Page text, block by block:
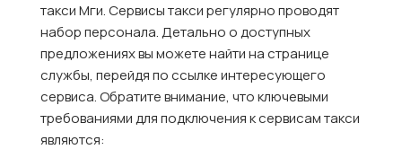
такси Мги. Сервисы такси регулярно проводят
набор персонала. Детально о доступных
предложениях вы можете найти на странице
службы, перейдя по ссылке интересующего
сервиса. Обратите внимание, что ключевыми
требованиями для подключения к сервисам такси
являются: